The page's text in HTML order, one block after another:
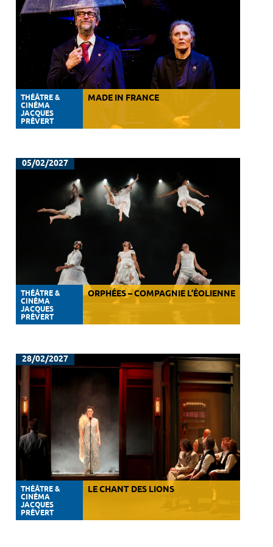
THÉÂTRE &
CINÉMA
JACQUES
PRÉVERT
MADE IN FRANCE
05/02/2027
THÉÂTRE &
CINÉMA
JACQUES
PRÉVERT
ORPHÉES – COMPAGNIE L’ÉOLIENNE
28/02/2027
THÉÂTRE &
CINÉMA
JACQUES
PRÉVERT
LE CHANT DES LIONS